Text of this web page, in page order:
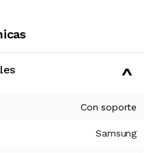
Con soporte
Samsung